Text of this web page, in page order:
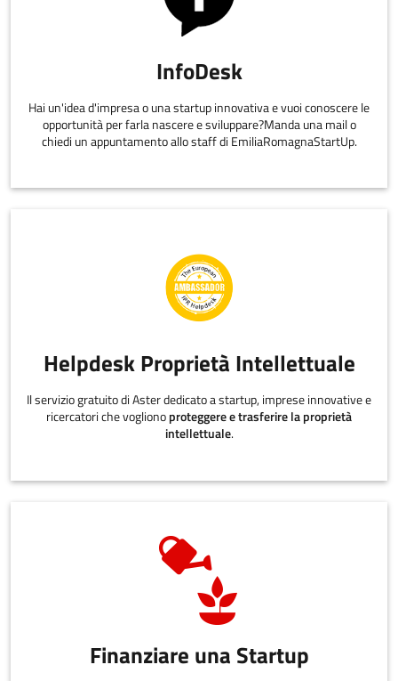
InfoDesk
Hai un'idea d'impresa o una startup innovativa e vuoi conoscere le
opportunità per farla nascere e sviluppare?Manda una mail o
chiedi un appuntamento allo staff di EmiliaRomagnaStartUp.
Helpdesk Proprietà Intellettuale
Il servizio gratuito di Aster dedicato a startup, imprese innovative e
ricercatori che voglionoproteggere e trasferire la proprietà
intellettuale.
Finanziare una Startup